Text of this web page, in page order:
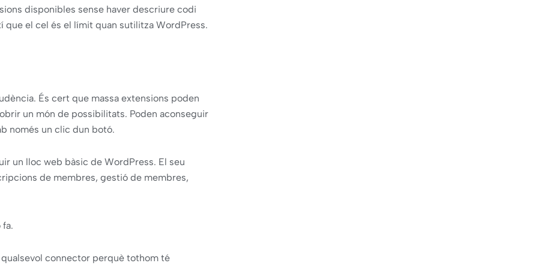
disponibles sense haver descriure codi
el cel és el límit quan sutilitza WordPress.
És cert que massa extensions poden
un món de possibilitats. Poden aconseguir
només un clic dun botó.
un lloc web bàsic de WordPress. El seu
de membres, gestió de membres,
connector perquè tothom té